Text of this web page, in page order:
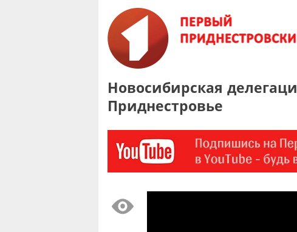
Новосибирская
Приднестровье